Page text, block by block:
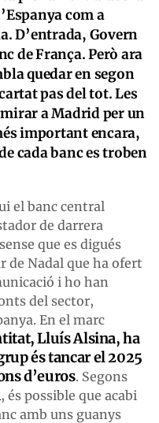
com a
D’entrada, Govern
de França. Però ara
quedar en segon
pas del tot. Les
a Madrid per un
important encara,
cada banc es troben
el banc central
de darrera
que es digués
Nadal que ha ofert
i ho han
del sector,
En el marc
Lluís Alsina, ha
és tancar el 2025
d’euros. Segons
, és possible que acabi
amb uns guanys